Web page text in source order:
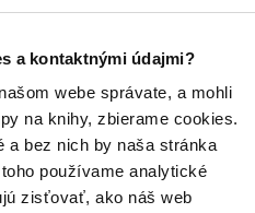
a kontaktnými údajmi?
webe správate, a mohli
na knihy, zbierame cookies.
a bez nich by naša stránka
používame analytické
zisťovať, ako náš web